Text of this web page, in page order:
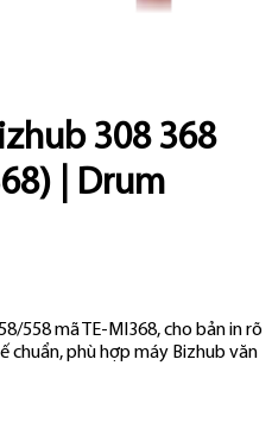
308 368
| Drum
558 mã TE-MI368, cho bản in rõ
chuẩn, phù hợp máy Bizhub văn